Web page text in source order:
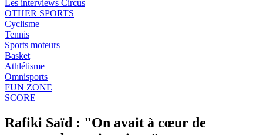
Les interviews Circus
OTHER SPORTS
Cyclisme
Tennis
Sports moteurs
Basket
Athlétisme
Omnisports
FUN ZONE
SCORE
Rafiki Saïd : "On avait à cœur de